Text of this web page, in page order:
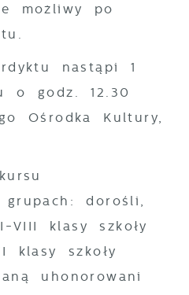
możliwy po
nastąpi 1
o godz. 12.30
Ośrodka Kultury,
grupach: dorośli,
VIII klasy szkoły
klasy szkoły
uhonorowani